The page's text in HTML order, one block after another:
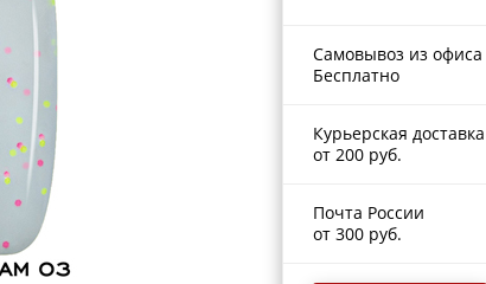
Самовывоз из
Бесплатно
Курьерская доставка
от 200 руб.
Почта России
от 300 руб.